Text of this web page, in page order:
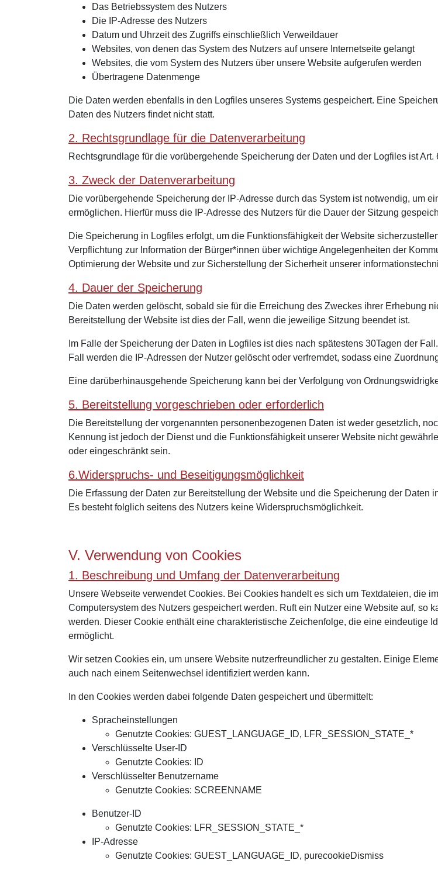
Das Betriebssystem des Nutzers
Die IP-Adresse des Nutzers
Datum und Uhrzeit des Zugriffs einschließlich Verweildauer
Websites, von denen das System des Nutzers auf unsere Internetseite gelangt
Websites, die vom System des Nutzers über unsere Website aufgerufen werden
Übertragene Datenmenge
Die Daten werden ebenfalls in den Logfiles unseres Systems gespeichert. Eine
Daten des Nutzers findet nicht statt.
2. Rechtsgrundlage für die Datenverarbeitung
Rechtsgrundlage für die vorübergehende Speicherung der Daten und der Logfiles ist
3. Zweck der Datenverarbeitung
Die vorübergehende Speicherung der IP-Adresse durch das System ist notwendig, um
ermöglichen. Hierfür muss die IP-Adresse des Nutzers für die Dauer der Sitzung
Die Speicherung in Logfiles erfolgt, um die Funktionsfähigkeit der Website
Verpflichtung zur Information der Bürger*innen über wichtige Angelegenheiten der
Optimierung der Website und zur Sicherstellung der Sicherheit unserer
4. Dauer der Speicherung
Die Daten werden gelöscht, sobald sie für die Erreichung des Zweckes ihrer Erhebung
Bereitstellung der Website ist dies der Fall, wenn die jeweilige Sitzung beendet ist.
Im Falle der Speicherung der Daten in Logfiles ist dies nach spätestens 30Tagen der
Fall werden die IP-Adressen der Nutzer gelöscht oder verfremdet, sodass eine
Eine darüberhinausgehende Speicherung kann bei der Verfolgung von
5. Bereitstellung vorgeschrieben oder erforderlich
Die Bereitstellung der vorgenannten personenbezogenen Daten ist weder gesetzlich,
Kennung ist jedoch der Dienst und die Funktionsfähigkeit unserer Website nicht
oder eingeschränkt sein.
6.Widerspruchs- und Beseitigungsmöglichkeit
Die Erfassung der Daten zur Bereitstellung der Website und die Speicherung der Daten
Es besteht folglich seitens des Nutzers keine Widerspruchsmöglichkeit.
V. Verwendung von Cookies
1. Beschreibung und Umfang der Datenverarbeitung
Unsere Webseite verwendet Cookies. Bei Cookies handelt es sich um Textdateien, die
Computersystem des Nutzers gespeichert werden. Ruft ein Nutzer eine Website auf, so
werden. Dieser Cookie enthält eine charakteristische Zeichenfolge, die eine eindeutige
ermöglicht.
Wir setzen Cookies ein, um unsere Website nutzerfreundlicher zu gestalten. Einige
auch nach einem Seitenwechsel identifiziert werden kann.
In den Cookies werden dabei folgende Daten gespeichert und übermittelt:
Spracheinstellungen
Genutzte Cookies: GUEST_LANGUAGE_ID, LFR_SESSION_STATE_*
Verschlüsselte User-ID
Genutzte Cookies: ID
Verschlüsselter Benutzername
Genutzte Cookies: SCREENNAME
Benutzer-ID
Genutzte Cookies: LFR_SESSION_STATE_*
IP-Adresse
Genutzte Cookies: GUEST_LANGUAGE_ID, purecookieDismiss